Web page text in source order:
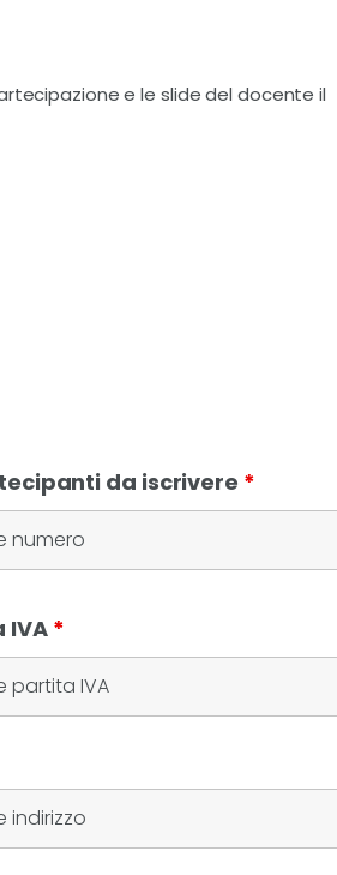
e le slide del docente il
da iscrivere *
IVA *